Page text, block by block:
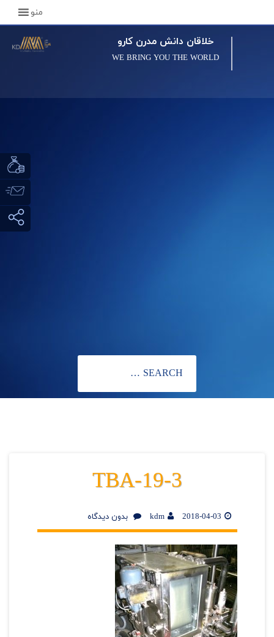
خلاقان دانش مدرن کارو
WE BRING YOU THE WORLD
منو
TBA-19-3
2018-04-03
kdm بدون دیدگاه